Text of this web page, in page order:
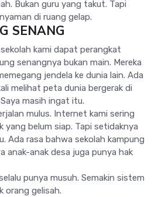
Bukan guru yang takut. Tapi
di ruang gelap.
SENANG
kami dapat perangkat
senangnya bukan main. Mereka
jendela ke dunia lain. Ada
melihat peta dunia bergerak di
masih ingat itu.
mulus. Internet kami sering
yang belum siap. Tapi setidaknya
Ada rasa bahwa sekolah kampung
anak-anak desa juga punya hak
punya musuh. Semakin sistem
orang gelisah.